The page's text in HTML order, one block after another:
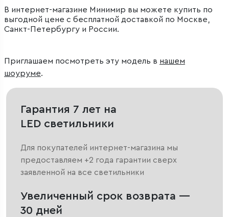
В интернет-магазине Минимир вы можете купить по
выгодной цене с бесплатной доставкой по Москве,
Санкт-Петербургу и России.
Приглашаем посмотреть эту модель в нашем
шоуруме.
Гарантия 7 лет на
LED светильники
Для покупателей интернет-магазина мы
предоставляем +2 года гарантии сверх
заявленной на все светильники
Увеличенный срок возврата —
30 дней